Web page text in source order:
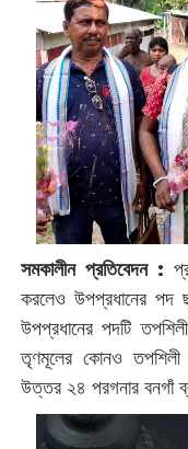
সমকালীন প্রতিবেদন :
করলেও উপপ্রধানের পদ
উপপ্রধানের পদটি
তৃণমূলের কোনও তপশিলী
উত্তর ২৪ পরগনার বনগাঁ